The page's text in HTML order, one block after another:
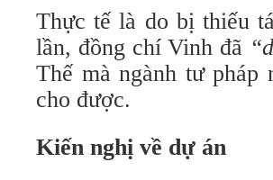
Thực tế là do bị thiếu
lần, đồng chí Vinh đã
Thế mà ngành tư
cho được.
Kiến nghị về dự án